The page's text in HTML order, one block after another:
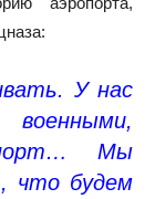
У нас
Мы
что будем